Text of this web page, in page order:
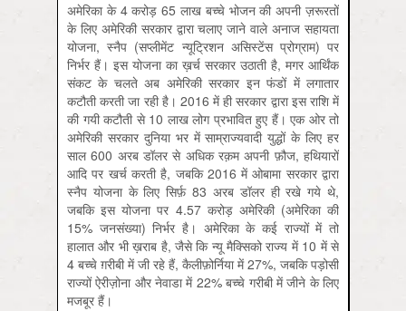
अमेरिका के 4 करोड़ 65 लाख बच्चे भोजन की अपनी ज़रूरतों
के लिए अमेरिकी सरकार द्वारा चलाए जाने वाले अनाज सहायता
योजना, स्नैप (सप्लीमेंट न्यूट्रिशन असिस्टेंस प्रोग्राम) पर
निर्भर हैं। इस योजना का ख़र्च सरकार उठाती है, मगर आर्थिंक
संकट के चलते अब अमेरिकी सरकार इन फंडों में लगातार
कटौती करती जा रही है। 2016 में ही सरकार द्वारा इस राशि में
की गयी कटौती से 10 लाख लोग प्रभावित हुए हैं। एक ओर तो
अमेरिकी सरकार दुनिया भर में साम्राज्यवादी युद्धों के लिए हर
साल 600 अरब डॉलर से अधिक रक़म अपनी फ़ौज, हथियारों
आदि पर खर्च करती है, जबकि 2016 में ओबामा सरकार द्वारा
स्नैप योजना के लिए सिर्फ़ 83 अरब डॉलर ही रखे गये थे,
जबकि इस योजना पर 4.57 करोड़ अमेरिकी (अमेरिका की
15% जनसंख्या) निर्भर है। अमेरिका के कई राज्यों में तो
हालात और भी ख़राब है, जैसे कि न्यू मैक्सिको राज्य में 10 में से
4 बच्चे ग़रीबी में जी रहे हैं, कैलीफ़ोर्निया में 27%, जबकि पड़ोसी
राज्यों ऐरीज़ोना और नेवाडा में 22% बच्चे गरीबी में जीने के लिए
मजबूर हैं।